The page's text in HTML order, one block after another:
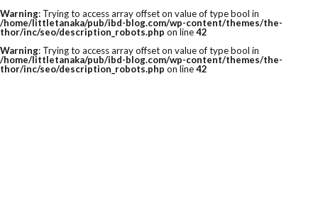
Warning: Trying to access array offset on value of type bool in
/home/littletanaka/pub/ibd-blog.com/wp-content/themes/the-
thor/inc/seo/description_robots.php on line42
Warning: Trying to access array offset on value of type bool in
/home/littletanaka/pub/ibd-blog.com/wp-content/themes/the-
thor/inc/seo/description_robots.php on line42